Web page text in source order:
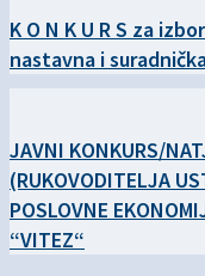
K O N K U R S za
nastavna i
JAVNI KONKURS/
(RUKOVODITELJA
POSLOVNE
“VITEZ“